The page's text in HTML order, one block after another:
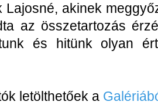
Lajosné, akinek
az összetartozás
és hitünk olyan
letölthetőek a